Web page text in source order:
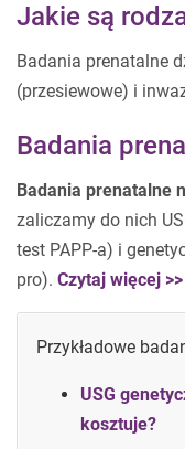
Jakie są
Badania prenatalne
(przesiewowe) i
Badania
Badania prenatalne
zaliczamy do nich
test PAPP-a) i
pro). Czytaj więcej >>
Przykładowe
USG
kosztuje?